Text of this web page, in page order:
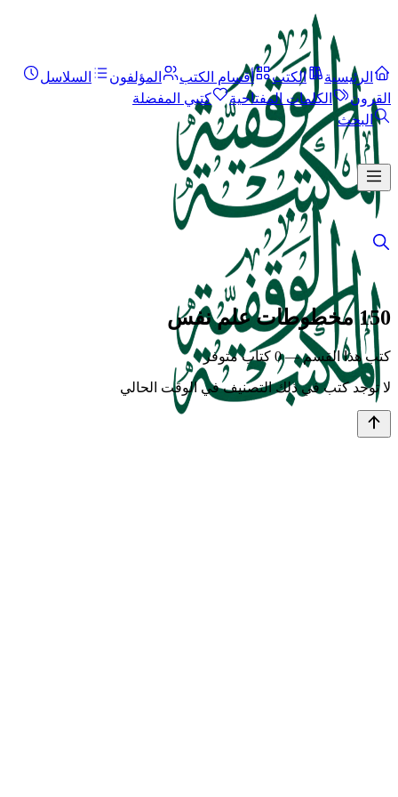
الرئيسية الكتب أقسام الكتب المؤلفون
السلاسل
القرون
الكلمات المفتاحية
كتبي المفضلة
البحث
150 مخطوطات علم نفس
كتب هذا القسم — 0 كتاب متوفر
لا توجد كتب في ذلك التصنيف في الوقت الحالي